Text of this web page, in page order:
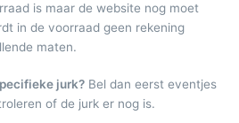
is maar de website nog moet
in de voorraad geen rekening
maten.
jurk? Bel dan eerst eventjes
of de jurk er nog is.